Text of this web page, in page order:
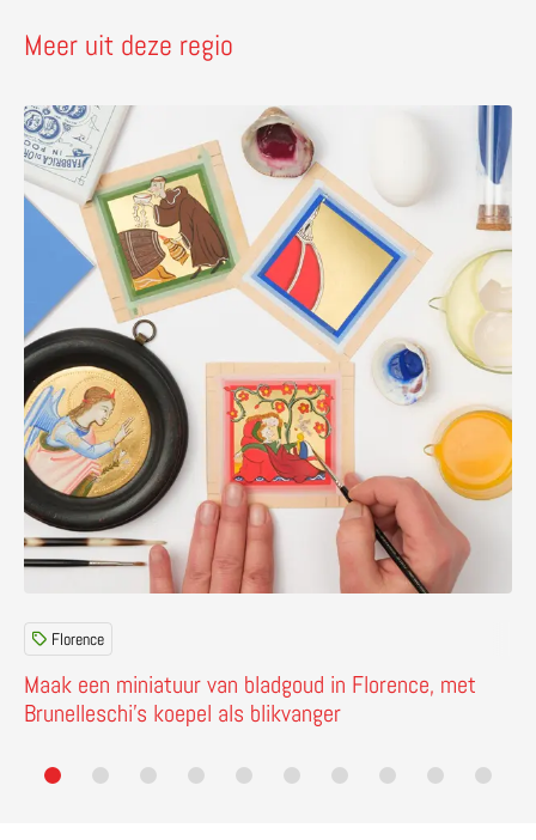
Meer uit deze regio
Maak een miniatuur van bladgoud in Florence, met
Brunelleschi’s koepel als blikvanger
Florence
Lees meer over Maak een miniatuur van bladgoud in